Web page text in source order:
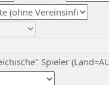
Spieler